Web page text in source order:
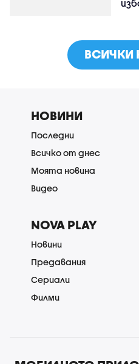
ВСИЧКИ
НОВИНИ
Последни
Всичко от днес
Моята новина
Видео
NOVA PLAY
Новини
Предавания
Сериали
Филми